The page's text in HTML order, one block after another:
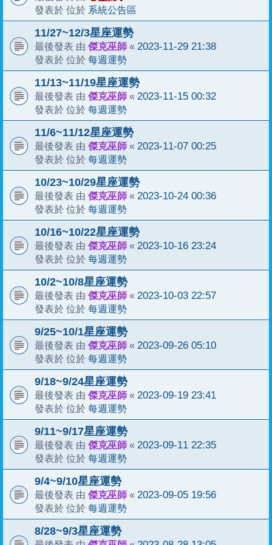
發表於 位於 系統公告區
11/27~12/3星座運勢
最後發表 由 傑克巫師 « 2023-11-29 21:38
發表於 位於 每週運勢
11/13~11/19星座運勢
最後發表 由 傑克巫師 « 2023-11-15 00:32
發表於 位於 每週運勢
11/6~11/12星座運勢
最後發表 由 傑克巫師 « 2023-11-07 00:25
發表於 位於 每週運勢
10/23~10/29星座運勢
最後發表 由 傑克巫師 « 2023-10-24 00:36
發表於 位於 每週運勢
10/16~10/22星座運勢
最後發表 由 傑克巫師 « 2023-10-16 23:24
發表於 位於 每週運勢
10/2~10/8星座運勢
最後發表 由 傑克巫師 « 2023-10-03 22:57
發表於 位於 每週運勢
9/25~10/1星座運勢
最後發表 由 傑克巫師 « 2023-09-26 05:10
發表於 位於 每週運勢
9/18~9/24星座運勢
最後發表 由 傑克巫師 « 2023-09-19 23:41
發表於 位於 每週運勢
9/11~9/17星座運勢
最後發表 由 傑克巫師 « 2023-09-11 22:35
發表於 位於 每週運勢
9/4~9/10星座運勢
最後發表 由 傑克巫師 « 2023-09-05 19:56
發表於 位於 每週運勢
8/28~9/3星座運勢